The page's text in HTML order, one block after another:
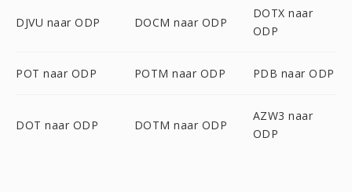
DJVU naar ODP DOCM naar ODP
DOTX naar
ODP
POT naar ODP POTM naar ODP PDB naar ODP
DOT naar ODP DOTM naar ODP
AZW3 naar
ODP